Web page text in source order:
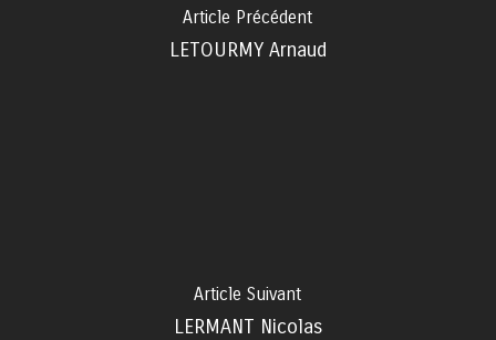
Article Précédent
LETOURMY Arnaud
Article Suivant
LERMANT Nicolas